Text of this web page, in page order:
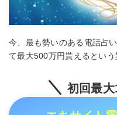
今、最も勢いのある電話占
て最大500万円貰えるという
初回最